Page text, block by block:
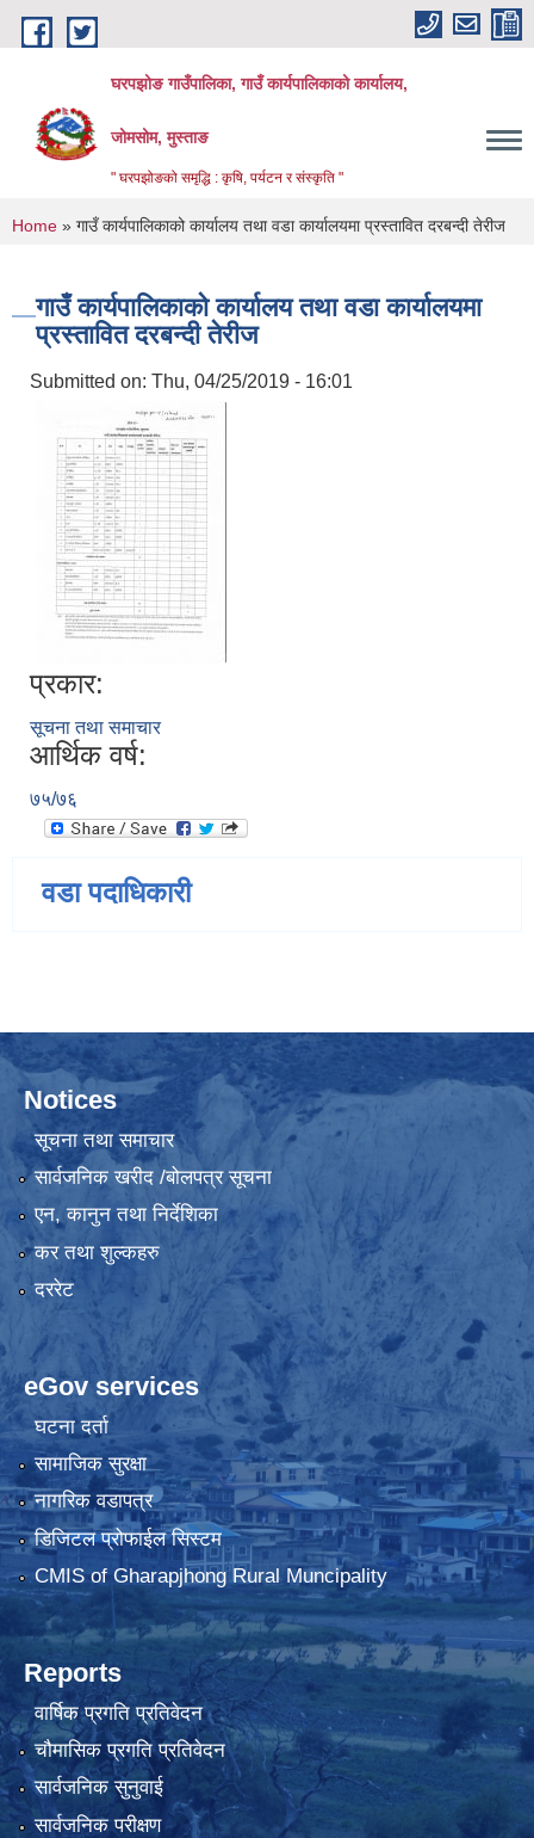
Skip to main content
घरपझोङ गाउँपालिका, गाउँ कार्यपालिकाको कार्यालय,
जोमसोम, मुस्ताङ
" घरपझोङको समृद्धि : कृषि, पर्यटन र संस्कृति "
You are here
Home » गाउँ कार्यपालिकाको कार्यालय तथा वडा कार्यालयमा प्रस्तावित दरबन्दी तेरीज
गाउँ कार्यपालिकाको कार्यालय तथा वडा कार्यालयमा
प्रस्तावित दरबन्दी तेरीज
Submitted on: Thu, 04/25/2019 - 16:01
प्रकार:
सूचना तथा समाचार
आर्थिक वर्ष:
७५/७६
वडा पदाधिकारी
Notices
सूचना तथा समाचार
सार्वजनिक खरीद /बोलपत्र सूचना
एन, कानुन तथा निर्देशिका
कर तथा शुल्कहरु
दररेट
eGov services
घटना दर्ता
सामाजिक सुरक्षा
नागरिक वडापत्र
डिजिटल प्रोफाईल सिस्टम
CMIS of Gharapjhong Rural Muncipality
Reports
वार्षिक प्रगति प्रतिवेदन
चौमासिक प्रगति प्रतिवेदन
सार्वजनिक सुनुवाई
सार्वजनिक परीक्षण